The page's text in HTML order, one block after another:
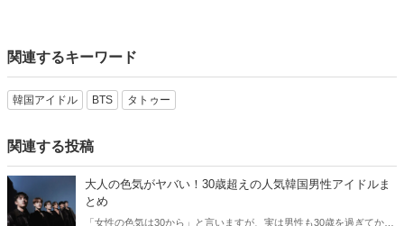
関連するキーワード
韓国アイドル BTS タトゥー
関連する投稿
大人の色気がヤバい！30歳超えの人気韓国男性アイドルま
とめ
「女性の色気は30から」と言いますが、実は男性も30歳を過ぎてから